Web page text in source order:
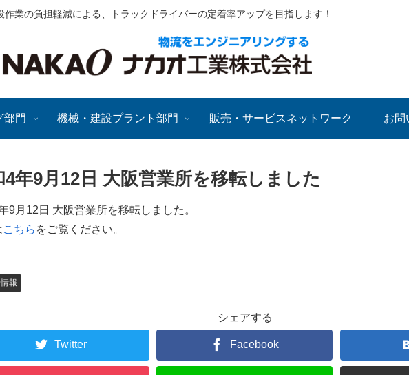
作業の負担軽減による、トラックドライバーの定着率アップを目指します！
部門 機械・建設プラント部門 販売・サービスネットワーク お問
4年9月12日 大阪営業所を移転しました
9月12日 大阪営業所を移転しました。
こちら をご覧ください。
報
シェアする
Twitter Facebook